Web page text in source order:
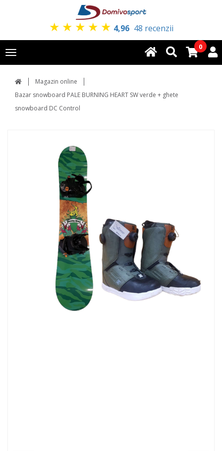
★ ★ ★ ★ ★ 4,96 48 recenzii
Toggle
navigation
0
Magazin online
Bazar snowboard PALE BURNING HEART SW verde + ghete
snowboard DC Control